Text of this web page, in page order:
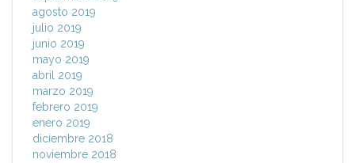
agosto 2019
julio 2019
junio 2019
mayo 2019
abril 2019
marzo 2019
febrero 2019
enero 2019
diciembre 2018
noviembre 2018